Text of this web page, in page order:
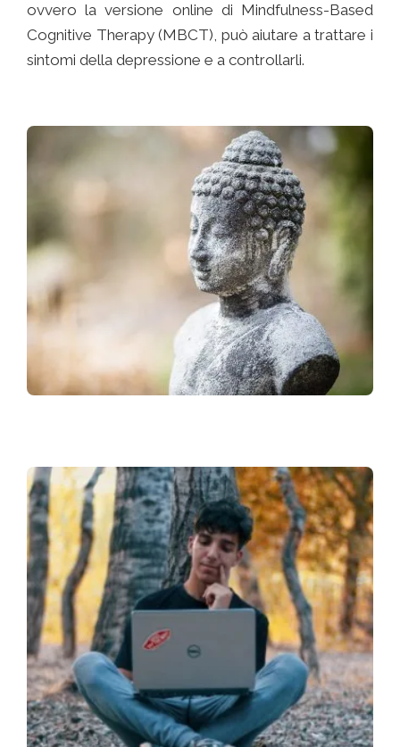
ovvero la versione online di Mindfulness-Based
Cognitive Therapy (MBCT), può aiutare a trattare i
sintomi della depressione e a controllarli.